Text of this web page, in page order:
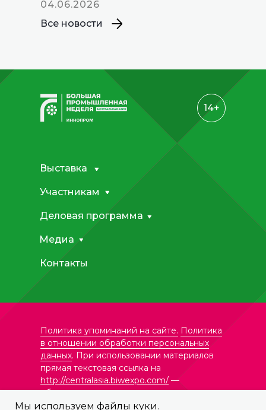
Мы используем файлы куки.
04.06.2026
Все новости
Политика упоминаний на сайте. Политика
в отношении обработки персональных
данных. При использовании материалов
прямая текстовая ссылка на
http://centralasia.biwexpo.com/ —
обязательна.
14+
Медиа
Участникам
Контакты
Деловая программа
Выставка